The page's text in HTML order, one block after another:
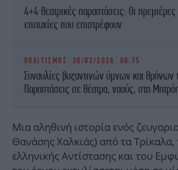
4+4 θεατρικές παραστάσεις: Οι
επιτυχίες που επιστρέφουν
ΠΟΛΙΤΙΣΜΟΣ 30/03/2026 08:15
Συναυλίες βυζαντινών ύμνων και
Παραστάσεις σε θέατρα, ναούς, στη
Μια αληθινή ιστορία ενός
Θανάσης Χαλκιάς) από τα Τρίκαλα,
ελληνικής Αντίστασης και του